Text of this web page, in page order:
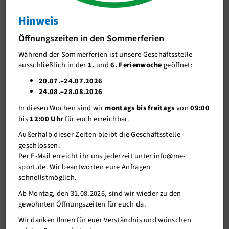
Wanderland
Wanderung am 03.08.2025
07.07.2025
J-Team
Stellenangebote
Förderverein me-sport e.V.
Mitgliederservice
Verantwortung
Hinweis
Öffnungszeiten in den Sommerferien
Während der Sommerferien ist unsere Geschäftsstelle
ausschließlich in der 1. und6. Ferienwochegeöffnet:
20.07.–24.07.2026
24.08.–28.08.2026
In diesen Wochen sind wirmontags bis freitagsvon09:00
bis12:00 Uhrfür euch erreichbar.
Außerhalb dieser Zeiten bleibt die Geschäftsstelle
geschlossen.
Per E-Mail erreicht ihr uns jederzeit unter info@me-
sport.de. Wir beantworten eure Anfragen
schnellstmöglich.
Ab Montag, den 31.08.2026, sind wir wieder zu den
gewohnten Öffnungszeiten für euch da.
Wir danken Ihnen für euer Verständnis und wünschen